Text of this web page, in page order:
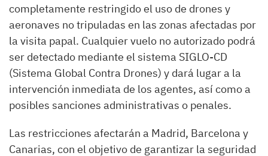
completamente restringido el uso de drones y
aeronaves no tripuladas en las zonas afectadas por
la visita papal. Cualquier vuelo no autorizado podrá
ser detectado mediante el sistema SIGLO-CD
(Sistema Global Contra Drones) y dará lugar a la
intervención inmediata de los agentes, así como a
posibles sanciones administrativas o penales.
Las restricciones afectarán a Madrid, Barcelona y
Canarias, con el objetivo de garantizar la seguridad